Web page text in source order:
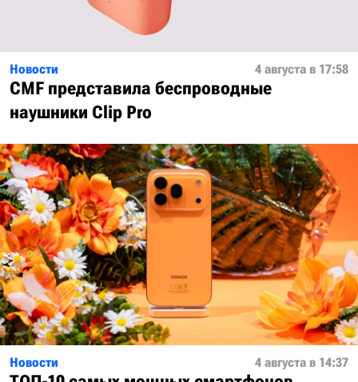
Новости 4 августа в 17:58
CMF представила беспроводные
наушники Clip Pro
Новости 4 августа в 14:37